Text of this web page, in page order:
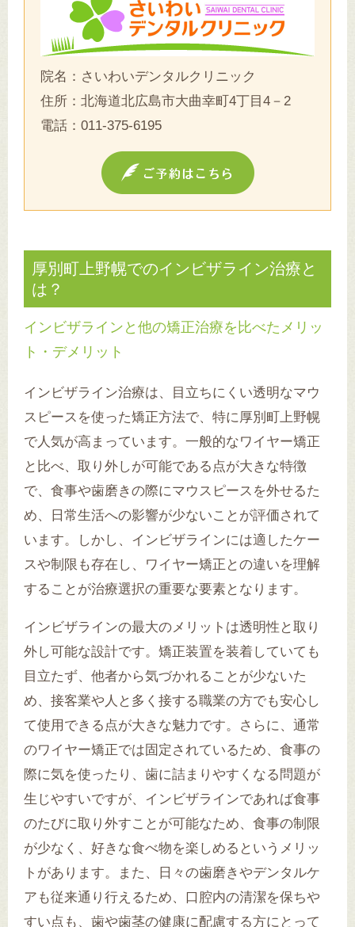
院名：さいわいデンタルクリニック
住所：北海道北広島市大曲幸町4丁目4－2
電話： 011-375-6195
厚別町上野幌でのインビザライン治療と
は？
インビザラインと他の矯正治療を比べたメリッ
ト・デメリット
インビザライン治療は、目立ちにくい透明なマウ
スピースを使った矯正方法で、特に厚別町上野幌
で人気が高まっています。一般的なワイヤー矯正
と比べ、取り外しが可能である点が大きな特徴
で、食事や歯磨きの際にマウスピースを外せるた
め、日常生活への影響が少ないことが評価されて
います。しかし、インビザラインには適したケー
スや制限も存在し、ワイヤー矯正との違いを理解
することが治療選択の重要な要素となります。
インビザラインの最大のメリットは透明性と取り
外し可能な設計です。矯正装置を装着していても
目立たず、他者から気づかれることが少ないた
め、接客業や人と多く接する職業の方でも安心し
て使用できる点が大きな魅力です。さらに、通常
のワイヤー矯正では固定されているため、食事の
際に気を使ったり、歯に詰まりやすくなる問題が
生じやすいですが、インビザラインであれば食事
のたびに取り外すことが可能なため、食事の制限
が少なく、好きな食べ物を楽しめるというメリッ
トがあります。また、日々の歯磨きやデンタルケ
アも従来通り行えるため、口腔内の清潔を保ちや
すい点も、歯や歯茎の健康に配慮する方にとって